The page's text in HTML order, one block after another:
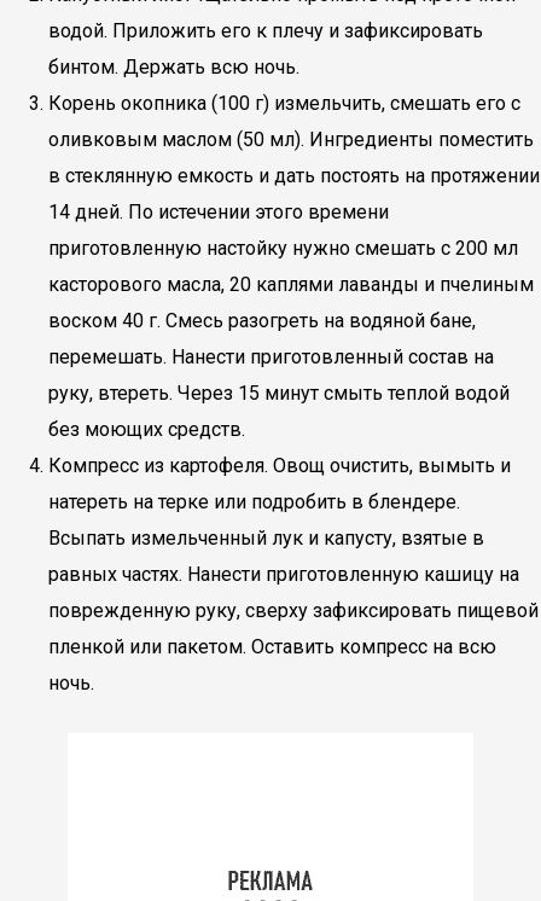
водой. Приложить его к плечу и зафиксировать
бинтом. Держать всю ночь.
Корень окопника (100 г) измельчить, смешать его с
оливковым маслом (50 мл). Ингредиенты поместить
в стеклянную емкость и дать постоять на протяжении
14 дней. По истечении этого времени
приготовленную настойку нужно смешать с 200 мл
касторового масла, 20 каплями лаванды и пчелиным
воском 40 г. Смесь разогреть на водяной бане,
перемешать. Нанести приготовленный состав на
руку, втереть. Через 15 минут смыть теплой водой
без моющих средств.
Компресс из картофеля. Овощ очистить, вымыть и
натереть на терке или подробить в блендере.
Всыпать измельченный лук и капусту, взятые в
равных частях. Нанести приготовленную кашицу на
поврежденную руку, сверху зафиксировать пищевой
пленкой или пакетом. Оставить компресс на всю
ночь.